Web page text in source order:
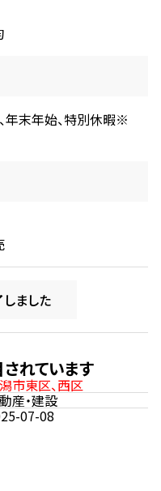
、年末年始、特別休暇※
ました
れています
市東区、西区
産・建設
07-08